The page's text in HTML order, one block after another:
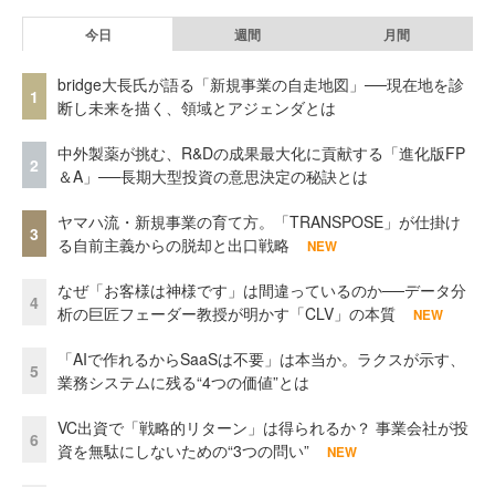
今日 週間 月間
1
bridge大長氏が語る「新規事業の自走地図」──現在地を診
断し未来を描く、領域とアジェンダとは
2
中外製薬が挑む、R&Dの成果最大化に貢献する「進化版FP
＆A」──長期大型投資の意思決定の秘訣とは
3
ヤマハ流・新規事業の育て方。「TRANSPOSE」が仕掛け
る自前主義からの脱却と出口戦略
NEW
4
なぜ「お客様は神様です」は間違っているのか──データ分
析の巨匠フェーダー教授が明かす「CLV」の本質
NEW
5
「AIで作れるからSaaSは不要」は本当か。ラクスが示す、
業務システムに残る“4つの価値”とは
6
VC出資で「戦略的リターン」は得られるか？ 事業会社が投
資を無駄にしないための“3つの問い”
NEW